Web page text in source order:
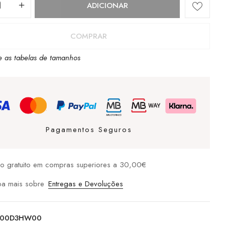
ADICIONAR
COMPRAR
as tabelas de tamanhos
Pagamentos Seguros
gratuito em compras superiores a 30,00€
mais sobre Entregas e Devoluções